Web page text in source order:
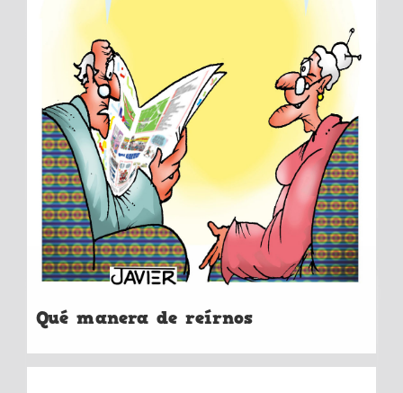
Qué manera de reírnos